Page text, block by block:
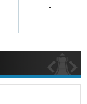
-